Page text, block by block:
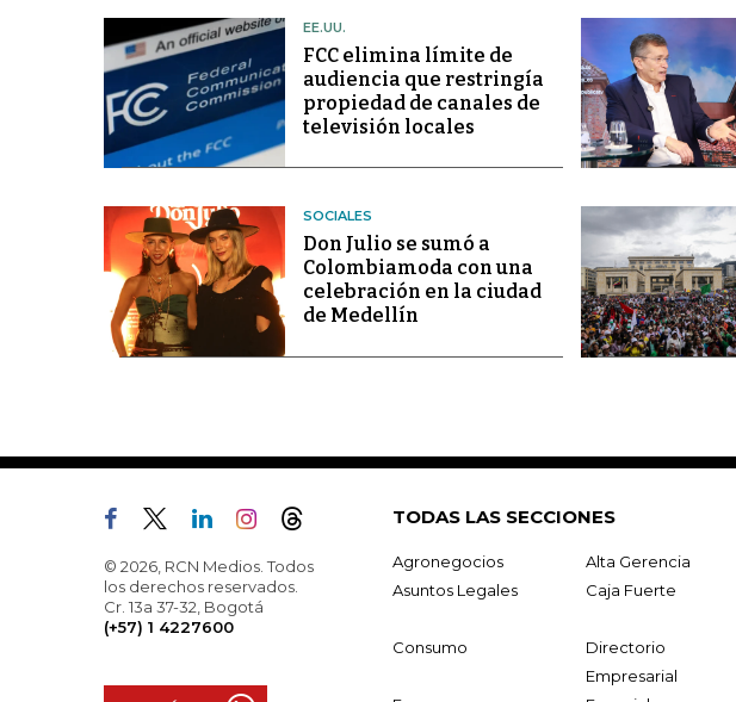
EE.UU.
FCC elimina límite de
audiencia que restringía
propiedad de canales de
televisión locales
SOCIALES
Don Julio se sumó a
Colombiamoda con una
celebración en la ciudad
de Medellín
© 2026, RCN Medios. Todos
los derechos reservados.
Cr. 13a 37-32, Bogotá
(+57) 1 4227600
TODAS LAS SECCIONES
Agronegocios Alta Gerencia
Asuntos Legales
Caja Fuerte
Consumo
Directorio
Empresarial